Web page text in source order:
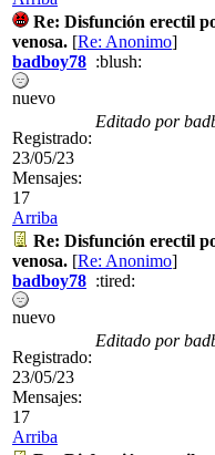
Re: Disfunción erectil
venosa. [Re: Anonimo]
badboy78
nuevo
Registrado:
23/05/23
Mensajes:
17
:blush:
Editado por
Arriba
Re: Disfunción erectil
venosa. [Re: Anonimo]
badboy78
nuevo
Registrado:
23/05/23
Mensajes:
17
:tired:
Editado por
Arriba